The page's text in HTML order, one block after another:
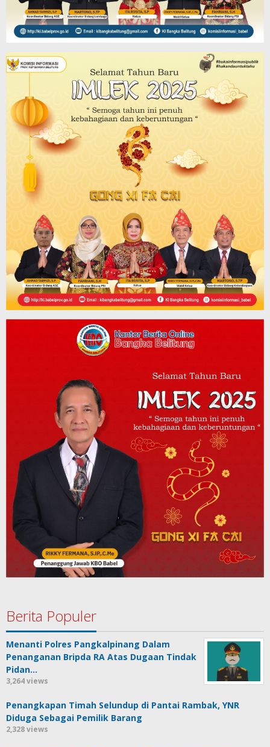
Berita Populer
Menanti Polres Pangkalpinang Dalam
Penanganan Bripda RA Atas Dugaan Tindak
Pidan…
3,264 views
Penangkapan Timah Selundup di Pantai Rambak, YNR
Diduga Sebagai Pemilik Barang
2,328 views